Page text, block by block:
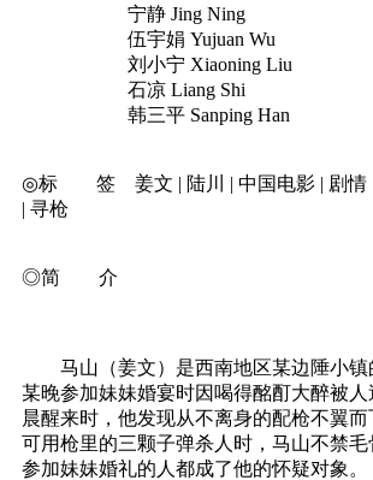
宁静 Jing Ning
伍宇娟 Yujuan Wu
刘小宁 Xiaoning Liu
石凉 Liang Shi
韩三平 Sanping Han
◎标 签 姜文 | 陆川 | 中国电影 | 剧情 |
| 寻枪
◎简 介
马山（姜文）是西南地区某边陲小镇
某晚参加妹妹婚宴时因喝得酩酊大醉被
晨醒来时，他发现从不离身的配枪不翼而
可用枪里的三颗子弹杀人时，马山不禁
参加妹妹婚礼的人都成了他的怀疑对象。